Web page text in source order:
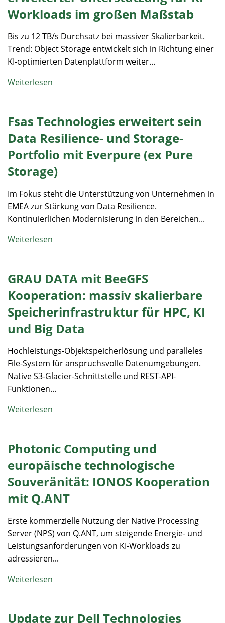
Workloads im großen Maßstab
Bis zu 12 TB/s Durchsatz bei massiver Skalierbarkeit.
Trend: Object Storage entwickelt sich in Richtung einer
KI-optimierten Datenplattform weiter...
Weiterlesen
Fsas Technologies erweitert sein
Data Resilience- und Storage-
Portfolio mit Everpure (ex Pure
Storage)
Im Fokus steht die Unterstützung von Unternehmen in
EMEA zur Stärkung von Data Resilience.
Kontinuierlichen Modernisierung in den Bereichen...
Weiterlesen
GRAU DATA mit BeeGFS
Kooperation: massiv skalierbare
Speicherinfrastruktur für HPC, KI
und Big Data
Hochleistungs-Objektspeicherlösung und paralleles
File-System für anspruchsvolle Datenumgebungen.
Native S3-Glacier-Schnittstelle und REST-API-
Funktionen...
Weiterlesen
Photonic Computing und
europäische technologische
Souveränität: IONOS Kooperation
mit Q.ANT
Erste kommerzielle Nutzung der Native Processing
Server (NPS) von Q.ANT, um steigende Energie- und
Leistungsanforderungen von KI-Workloads zu
adressieren...
Weiterlesen
Update zur Dell Technologies